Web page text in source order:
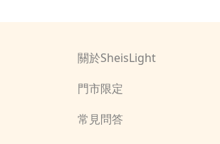
關於SheisLight
門市限定
常見問答